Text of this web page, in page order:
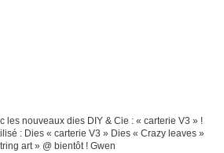
les nouveaux dies DIY & Cie : « carterie V3 » !
: Dies « carterie V3 » Dies « Crazy leaves »
art » @ bientôt ! Gwen